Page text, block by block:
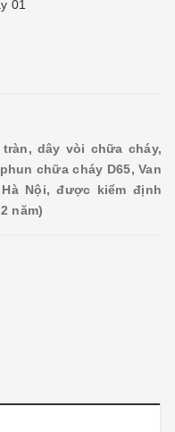
01
tràn, dây vòi chữa cháy,
chữa cháy D65, Van
Nội, được kiểm định
năm)